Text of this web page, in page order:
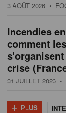
3 AOÛT 2026 •
Incendies
comment
crise
31 JUILLET 2026 •
+ PLUS